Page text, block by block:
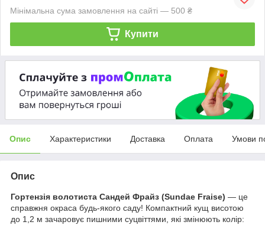
Мінімальна сума замовлення на сайті — 500 ₴
Купити
Опис Характеристики Доставка Оплата Умови
Опис
Гортензія волотиста Сандей Фрайз (Sundae Fraise) — це
справжня окраса будь-якого саду! Компактний кущ висотою
до 1,2 м зачаровує пишними суцвіттями, які змінюють колір: